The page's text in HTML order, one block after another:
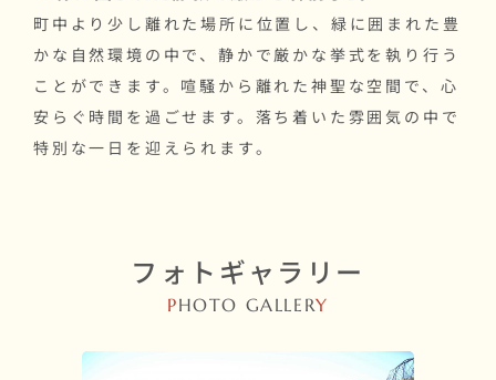
町中より少し離れた場所に位置し、緑に囲まれた豊
かな自然環境の中で、静かで厳かな挙式を執り行う
ことができます。喧騒から離れた神聖な空間で、心
安らぐ時間を過ごせます。落ち着いた雰囲気の中で
特別な一日を迎えられます。
フォトギャラリー
PHOTO GALLERY